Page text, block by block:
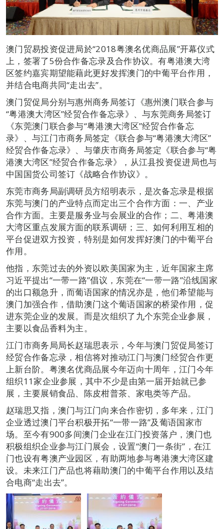
澳门贸易投资促进局於“2018粤澳名优商品展”开幕仪式
上，签署了5份合作备忘录及合作协议。有粤港澳大湾
区签约嘉宾期望能藉此更好发挥澳门的中葡平台作用，
并结合电商共同“走出去”。
澳门贸促局分别与惠州商务局签订《惠州澳门联合参与
“粤港澳大湾区”经贸合作备忘录》、与东莞商务局签订
《东莞澳门联合参与“粤港澳大湾区”经贸合作备忘
录》、与江门市商务局签定《联合参与“粤港澳大湾区”
经贸合作备忘录》、与肇庆市商务局签定《联合参与“粤
港澳大湾区”经贸合作备忘录》，从江县投资促进局也与
中国国货公司签订《战略合作协议》。
东莞市商务局副调研员方绍明表示，是次备忘录是根据
东莞与澳门的产业特点而定出三个合作方面：一、产业
合作方面。主要是服务业与会展业的合作；二、粤港澳
大湾区重点发展方面的联系调研；三、如何利用互相的
平台促进双方投资，特别是如何发挥好澳门的中葡平台
作用。
他指，东莞过去的外资以欧美国家为主，近年国家主席
习近平提出“一带一路”倡议，东莞在“一带一路”沿线国家
的出口额急升，而葡语国家的情况亦是，他们希望能与
澳门加强合作，借助澳门这个葡语国家的桥梁作用，促
进东莞企业的发展。而是次组织了九个东莞企业参展，
主要以食品香料为主。
江门市商务局局长赵瑞思表示，今年与澳门贸促局签订
经贸合作备忘录，相信将对推动江门与澳门经贸合作更
上新台阶。粤澳名优商品展今年迈向十周年，江门今年
组织11家企业参展，其中不少是由第一届开始就已参
展，主要展销食品、陈皮柑普茶、家电类等产品。
赵瑞思又指，澳门与江门向来合作密切，多年来，江门
企业透过澳门平台积极开拓“一带一路”及葡语国家市
场。至今有900多间澳门企业在江门投资落户，澳门也
积极组织企业参与江门展会，设置“澳门一条街”，在江
门也设有粤澳产业园区，有助两地参与粤港澳大湾区建
设。未来江门产品也将藉助澳门的中葡平台作用以及结
合电商“走出去”。